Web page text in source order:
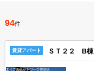
94件
賃貸アパート ＳＴ２２ B棟